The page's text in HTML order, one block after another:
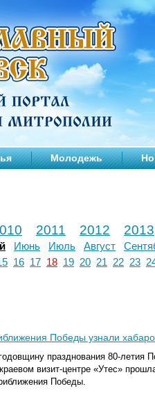
Молодежь
2011 2012 2013
Июнь Июль Август
16 17 18 19 20 21 22 23
Победы узнали
празднования 80-летия
визит-центре «Утес»
Победы.